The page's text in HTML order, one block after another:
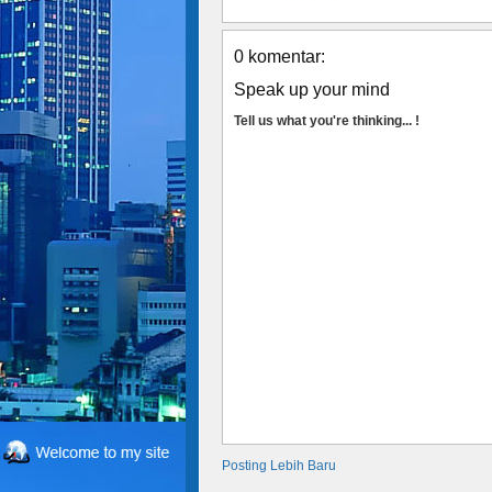
0 komentar:
Speak up your mind
Tell us what you're thinking... !
Posting Lebih Baru